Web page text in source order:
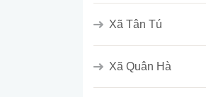
Xã Tân Tú
Xã Quân Hà